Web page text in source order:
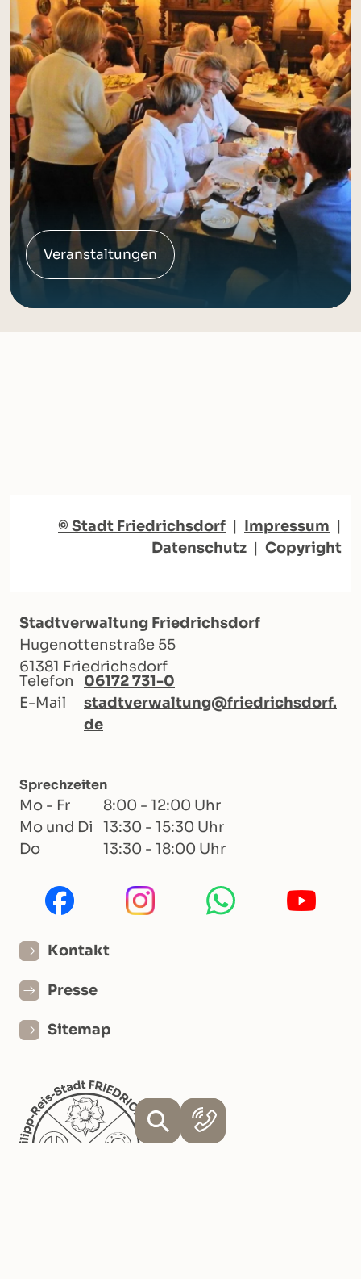
Veranstaltungen
© Stadt Friedrichsdorf | Impressum |
Datenschutz | Copyright
Stadtverwaltung Friedrichsdorf
Hugenottenstraße 55
61381 Friedrichsdorf
Telefon
06172 731-0
E-Mail
stadtverwaltung@friedrichsdorf.
de
Sprechzeiten
Mo - Fr
8:00 - 12:00 Uhr
Mo und Di
13:30 - 15:30 Uhr
Do
13:30 - 18:00 Uhr
Kontakt
Presse
Sitemap